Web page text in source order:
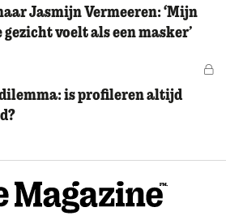
Jasmijn Vermeeren: ‘Mijn
gezicht voelt als een masker’
is profileren altijd